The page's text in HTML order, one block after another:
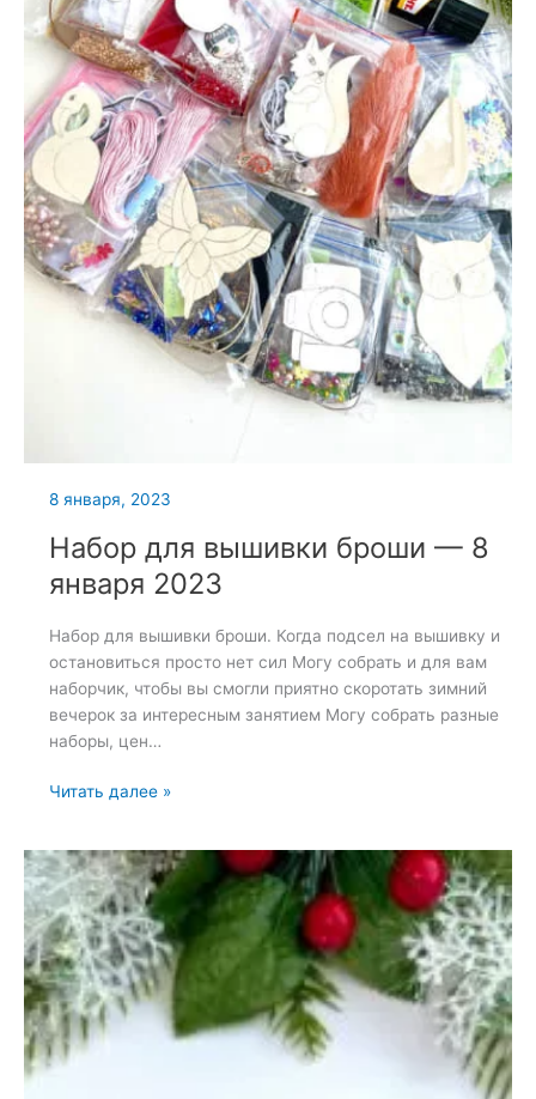
8 января, 2023
Набор для вышивки броши — 8
января 2023
Набор для вышивки броши. Когда подсел на вышивку и
остановиться просто нет сил Могу собрать и для вам
наборчик, чтобы вы смогли приятно скоротать зимний
вечерок за интересным занятием Могу собрать разные
наборы, цен…
Набор
броши
—
8
января
2023
Читать далее »